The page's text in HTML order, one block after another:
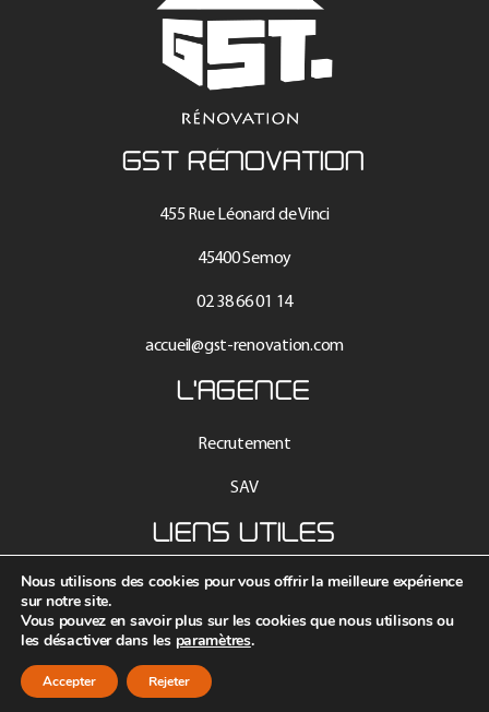
GST RÉNOVATION
455 Rue Léonard de Vinci
45400 Semoy
02 38 66 01 14
accueil@gst-renovation.com
L'AGENCE
Recrutement
SAV
LIENS UTILES
Mentions légales
Contact
Données personnelles
Nous utilisons des cookies pour vous offrir la meilleure expérience
sur notre site.
Vous pouvez en savoir plus sur les cookies que nous utilisons ou
les désactiver dans les paramètres.
Accepter Rejeter